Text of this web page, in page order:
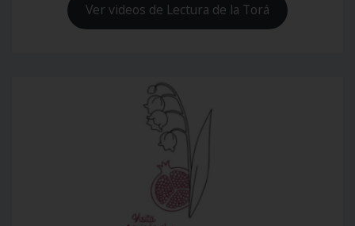
Ver videos de Lectura de la Torá